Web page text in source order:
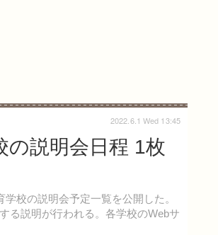
の説明会日程 1枚
校の説明会予定一覧を公開した。
る説明が行われる。各学校のWebサ
2022.6.1 Wed 13:45